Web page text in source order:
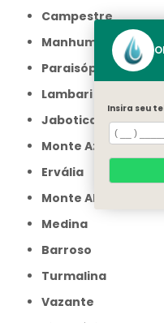
Campestre
Manhumirim
Paraisópolis
Lambari
Jaboticatubas
Monte Azul
Ervália
Monte Alegre de
Medina
Barroso
Turmalina
Vazante
Insira seu